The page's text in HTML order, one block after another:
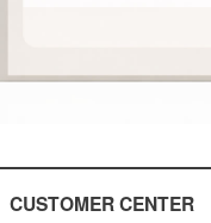
CUSTOMER CENTER